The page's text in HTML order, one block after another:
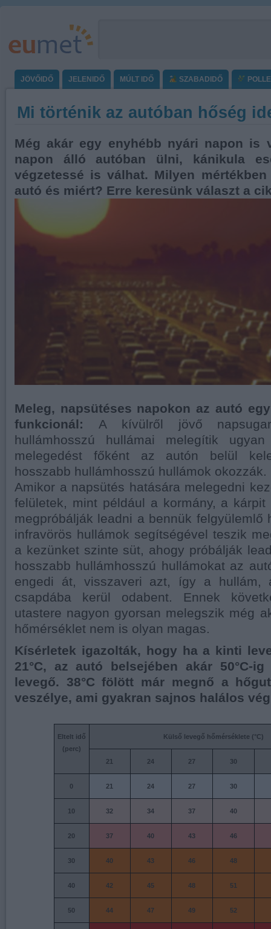
JÖVŐIDŐ JELENIDŐ MÚLT IDŐ SZABADIDŐ
Mi történik az autóban hőség
Még akár egy enyhébb nyári napon is
napon álló autóban ülni, kánikula
végzetessé is válhat. Milyen
autó és miért? Erre keresünk választ a
Meleg, napsütéses napokon az autó
funkcionál: A kívülről jövő
hullámhosszú hullámai melegítik
melegedést főként az autón belül
hosszabb hullámhosszú hullámok okozzák.
Amikor a napsütés hatására melegedni
felületek, mint például a kormány, a
megpróbálják leadni a bennük felgyülemlő
infravörös hullámok segítségével teszik
a kezünket szinte süt, ahogy próbálják
hosszabb hullámhosszú hullámokat az
engedi át, visszaveri azt, így a hullám,
csapdába kerül odabent. Ennek
utastere nagyon gyorsan melegszik még
hőmérséklet nem is olyan magas.
Kísérletek igazolták, hogy ha a kinti
21°C, az autó belsejében akár 50°C-
levegő. 38°C fölött már megnő a
veszélye, ami gyakran sajnos halálos
Eltelt idő
(perc)
Külső levegő hőmérséklete (°C)
21 24 27 30
0 21 24 27 30
10 32 34 37 40
20 37 40 43 46
30 40 43 46 48
40 42 45 48 51
50 44 47 49 52